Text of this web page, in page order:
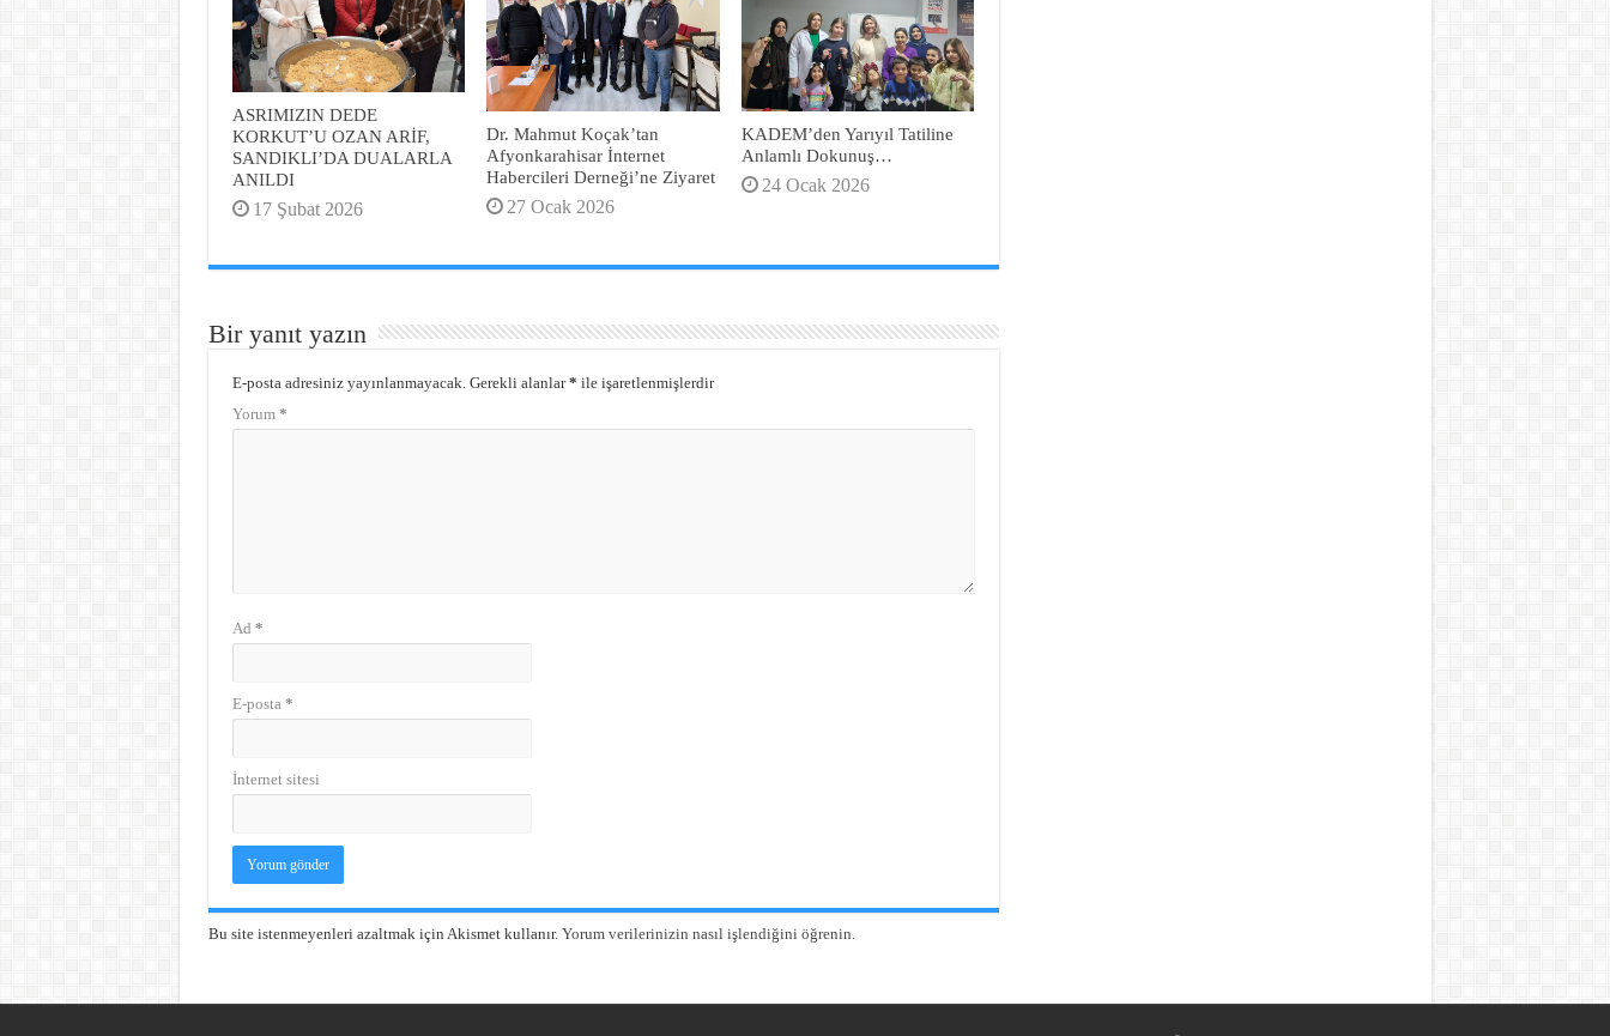
ASRIMIZIN DEDE
KORKUT’U OZAN ARİF,
SANDIKLI’DA DUALARLA
ANILDI
17 Şubat 2026
Dr. Mahmut Koçak’tan
Afyonkarahisar İnternet
Habercileri Derneği’ne Ziyaret
27 Ocak 2026
KADEM’den Yarıyıl Tatiline
Anlamlı Dokunuş…
24 Ocak 2026
Bir yanıt yazın
E-posta adresiniz yayınlanmayacak. Gerekli alanlar* ile işaretlenmişlerdir
Yorum *
Ad *
E-posta *
İnternet sitesi
Bu site istenmeyenleri azaltmak için Akismet kullanır. Yorum verilerinizin nasıl işlendiğini öğrenin.